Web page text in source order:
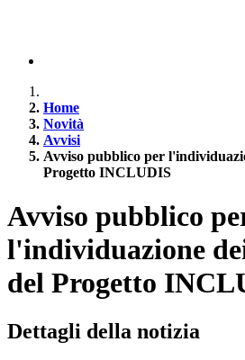
Home
Novità
Avvisi
Avviso pubblico per
Progetto INCLUDIS
Avviso pubblico
l'individuazione
del Progetto
Dettagli della notizia